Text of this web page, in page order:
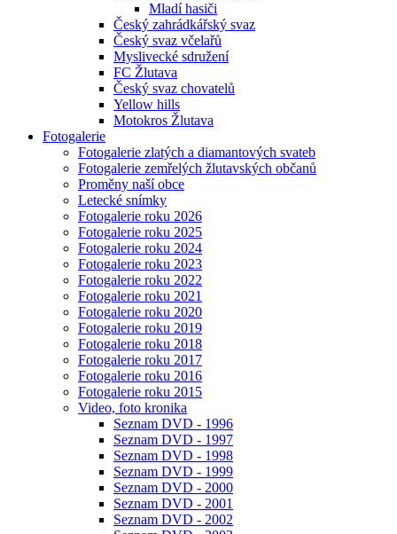
Mladí hasiči
Český zahrádkářský svaz
Český svaz včelařů
Myslivecké sdružení
FC Žlutava
Český svaz chovatelů
Yellow hills
Motokros Žlutava
Fotogalerie
Fotogalerie zlatých a diamantových svateb
Fotogalerie zemřelých žlutavských občanů
Proměny naší obce
Letecké snímky
Fotogalerie roku 2026
Fotogalerie roku 2025
Fotogalerie roku 2024
Fotogalerie roku 2023
Fotogalerie roku 2022
Fotogalerie roku 2021
Fotogalerie roku 2020
Fotogalerie roku 2019
Fotogalerie roku 2018
Fotogalerie roku 2017
Fotogalerie roku 2016
Fotogalerie roku 2015
Video, foto kronika
Seznam DVD - 1996
Seznam DVD - 1997
Seznam DVD - 1998
Seznam DVD - 1999
Seznam DVD - 2000
Seznam DVD - 2001
Seznam DVD - 2002